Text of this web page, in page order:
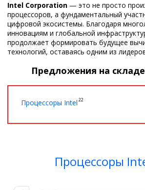
Intel Corporation — это не просто
процессоров, а фундаментальный
цифровой экосистемы. Благодаря
инновациям и глобальной
продолжает формировать будущее
технологий, оставаясь одним из
Предложения на складе
Процессоры Intel 22
Процессоры